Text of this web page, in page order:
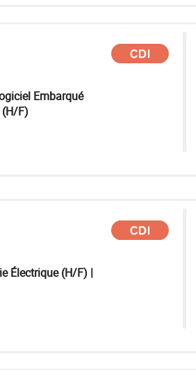
Embarqué
(H/F)
Électrique (H/F) |